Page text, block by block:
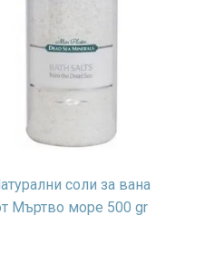
соли за вана
Мъртво море 500 gr